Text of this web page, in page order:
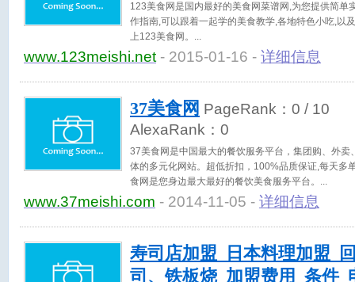
123美食网是国内最好的美食网菜谱网,为您提供简单
作指南,可以跟着一起学的美食教学,各地特色小吃,以
上123美食网。
www.123meishi.net- 2015-01-16 - 详细信息
37美食网 PageRank： 0 / 10
AlexaRank： 0
37美食网是中国最大的餐饮服务平台，集团购、外
体的多元化网站。超低折扣，100%品质保证,每天多
食网是您身边最大最好的餐饮美食服务平台。
www.37meishi.com - 2014-11-05 - 详细信息
寿司店加盟_日本料理加盟_
司、铁板烧_加盟费用_条件_